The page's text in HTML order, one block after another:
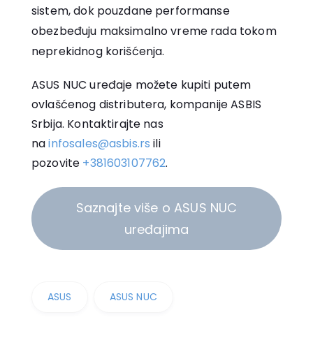
sistem, dok pouzdane performanse
obezbeđuju maksimalno vreme rada tokom
neprekidnog korišćenja.
ASUS NUC uređaje možete kupiti putem
ovlašćenog distributera, kompanije ASBIS
Srbija. Kontaktirajte nas
nainfosales@asbis.rs ili
pozovite +381603107762.
Saznajte više o ASUS NUC
uređajima
ASUS ASUS NUC